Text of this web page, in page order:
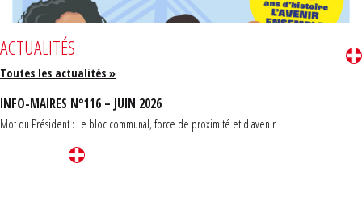
ACTUALITÉS
Toutes les actualités »
INFO-MAIRES N°116 – JUIN 2026
Mot du Président : Le bloc communal, force de proximité et d'avenir